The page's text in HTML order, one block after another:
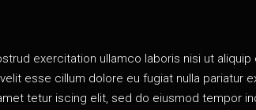
exer­ci­ta­tion ullam­co labo­ris nisi ut
esse cil­lum dolore eu fugiat nul­la paria­tur
tetur iscing elit, sed do eius­mod tem­por